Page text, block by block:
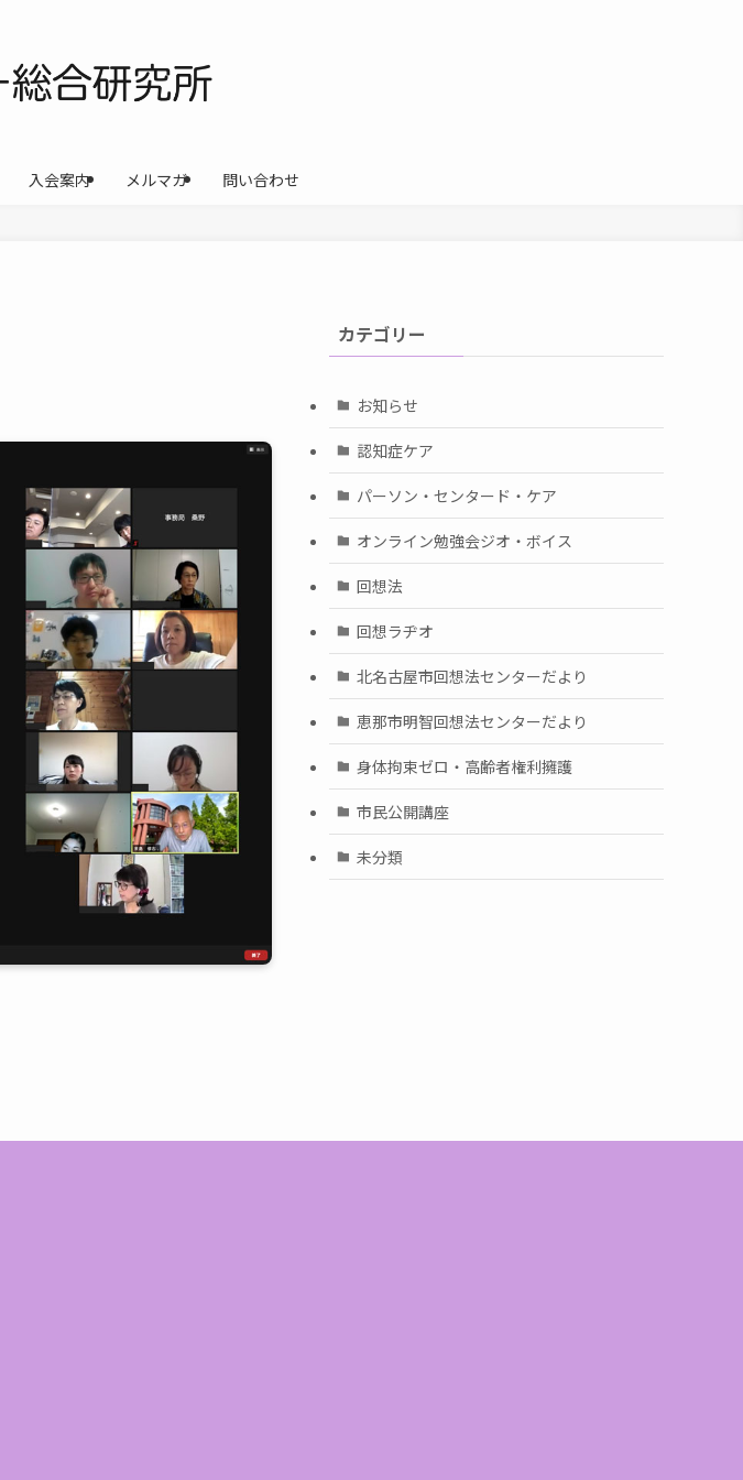
入会案内 メルマガ 問い合わせ
カテゴリー
お知らせ
認知症ケア
パーソン・センタード・ケア
オンライン勉強会ジオ・ボイス
回想法
回想ラヂオ
北名古屋市回想法センターだより
恵那市明智回想法センターだより
身体拘束ゼロ・高齢者権利擁護
市民公開講座
未分類